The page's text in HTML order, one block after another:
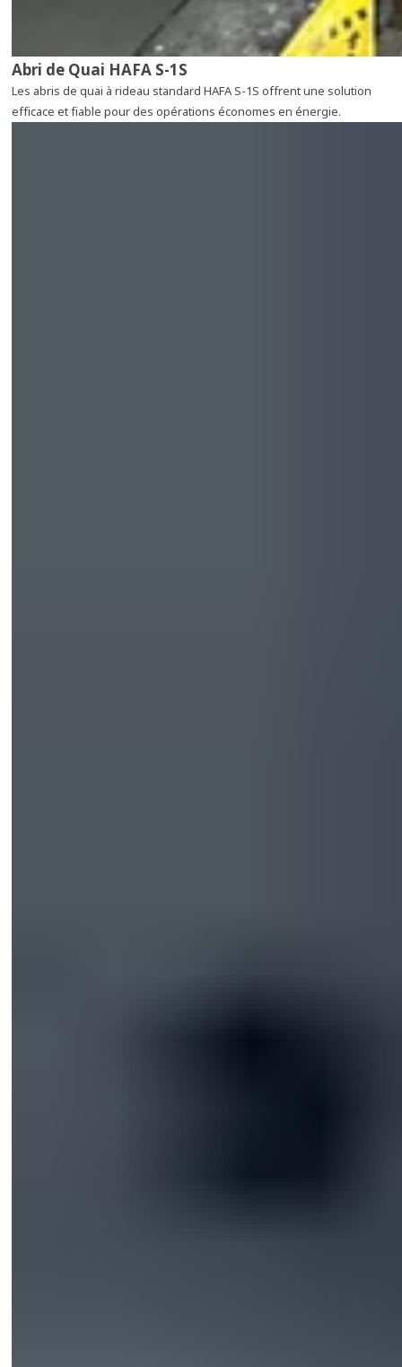
Abri de Quai HAFA S-1S
Les abris de quai à rideau standard HAFA S-1S offrent une solution
efficace et fiable pour des opérations économes en énergie.